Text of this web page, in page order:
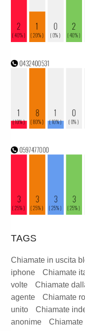
TAGS
Chiamate in uscita
iphone
Chiamate
volte
Chiamate
agente
Chiamate
unito
Chiamate
anonime
Chiamate